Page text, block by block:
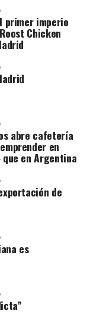
primer imperio
Chicken
abre cafetería
en
que en Argentina
de
es